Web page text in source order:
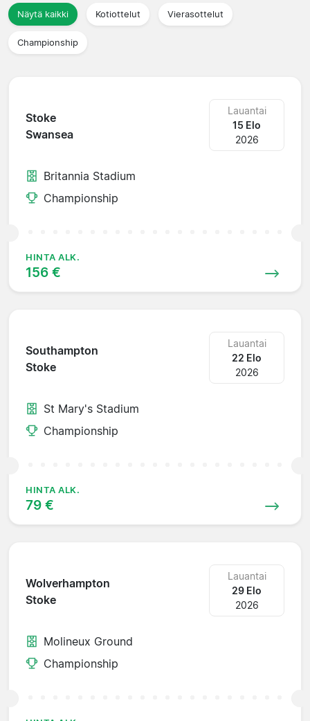
Näytä kaikki Kotiottelut Vierasottelut
Championship
Stoke
Swansea
Lauantai
15 Elo
2026
Britannia Stadium
Championship
HINTA ALK.
156 €
Southampton
Stoke
Lauantai
22 Elo
2026
St Mary's Stadium
Championship
HINTA ALK.
79 €
Wolverhampton
Stoke
Lauantai
29 Elo
2026
Molineux Ground
Championship